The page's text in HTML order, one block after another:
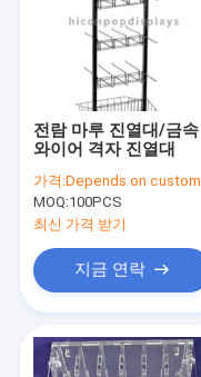
전람 마루 진열대/금속
와이어 격자 진열대
가격:Depends on customer's needs
MOQ:100PCS
최신 가격 받기
지금 연락